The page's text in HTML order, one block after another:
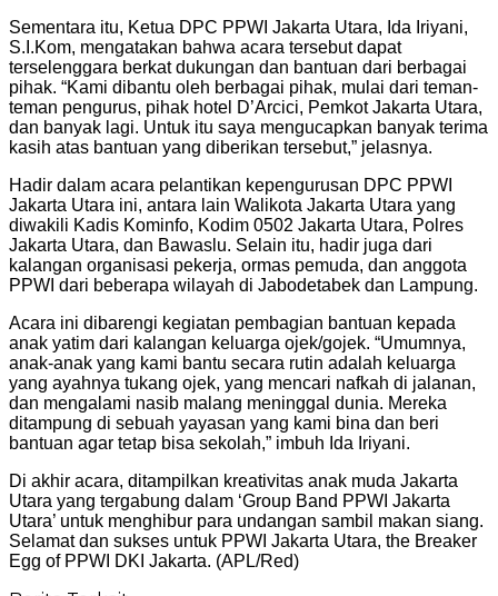
Sementara itu, Ketua DPC PPWI Jakarta Utara, Ida Iriyani,
S.I.Kom, mengatakan bahwa acara tersebut dapat
terselenggara berkat dukungan dan bantuan dari berbagai
pihak. “Kami dibantu oleh berbagai pihak, mulai dari teman-
teman pengurus, pihak hotel D’Arcici, Pemkot Jakarta Utara,
dan banyak lagi. Untuk itu saya mengucapkan banyak terima
kasih atas bantuan yang diberikan tersebut,” jelasnya.
Hadir dalam acara pelantikan kepengurusan DPC PPWI
Jakarta Utara ini, antara lain Walikota Jakarta Utara yang
diwakili Kadis Kominfo, Kodim 0502 Jakarta Utara, Polres
Jakarta Utara, dan Bawaslu. Selain itu, hadir juga dari
kalangan organisasi pekerja, ormas pemuda, dan anggota
PPWI dari beberapa wilayah di Jabodetabek dan Lampung.
Acara ini dibarengi kegiatan pembagian bantuan kepada
anak yatim dari kalangan keluarga ojek/gojek. “Umumnya,
anak-anak yang kami bantu secara rutin adalah keluarga
yang ayahnya tukang ojek, yang mencari nafkah di jalanan,
dan mengalami nasib malang meninggal dunia. Mereka
ditampung di sebuah yayasan yang kami bina dan beri
bantuan agar tetap bisa sekolah,” imbuh Ida Iriyani.
Di akhir acara, ditampilkan kreativitas anak muda Jakarta
Utara yang tergabung dalam ‘Group Band PPWI Jakarta
Utara’ untuk menghibur para undangan sambil makan siang.
Selamat dan sukses untuk PPWI Jakarta Utara, the Breaker
Egg of PPWI DKI Jakarta. (APL/Red)